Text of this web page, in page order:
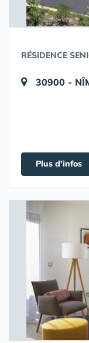
RÉSIDENCE
30900 -
Plus d'infos